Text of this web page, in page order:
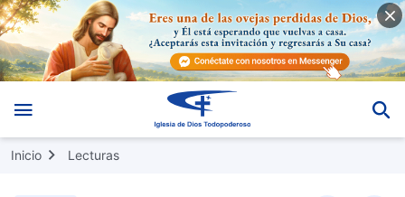
Inicio Lecturas